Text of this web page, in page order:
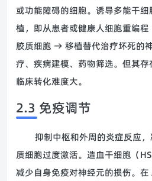
或功能障碍的细胞。诱导多能干细
植，即从患者或健康人细胞重编
胶质细胞 → 移植替代治疗坏死的
疗、疾病建模、药物筛选。但其存
临床转化难度大。
2.3 免疫调节
抑制中枢和外周的炎症反应
质细胞过度激活。造血干细胞（
减少自身免疫对神经元的损伤。